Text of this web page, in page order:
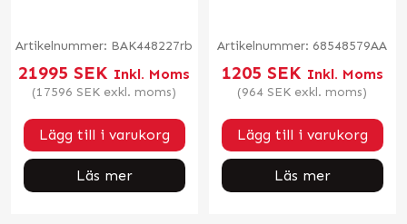
Artikelnummer: BAK448227rb
21995 SEK Inkl. Moms
(17596 SEK exkl. moms)
Lägg till i varukorg
Läs mer
Artikelnummer: 68548579AA
1205 SEK Inkl. Moms
(964 SEK exkl. moms)
Lägg till i varukorg
Läs mer